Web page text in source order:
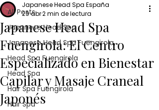
All Posts
Japanese Head Spa
Japanese Head Spa Fuengirola
Head Spa Fuengirola
Head Spa
Hair Spa Fuengirola
Hair Spa
Japanese Head Spa
Fuengirola: El Centro
Especializado en Bienestar
Capilar y Masaje Craneal
Japonés
Japanese Head Spa España
29 abr2 min de lectura